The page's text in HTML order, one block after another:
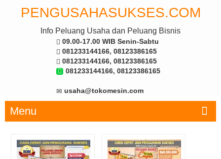
PENGUSAHASUKSES.COM
Info Peluang Usaha dan Peluang Bisnis
09.00-17.00 WIB Senin-Sabtu
081233144166, 08123386165
081233144166, 08123386165
081233144166, 08123386165
usaha@tokomesin.com
Menu